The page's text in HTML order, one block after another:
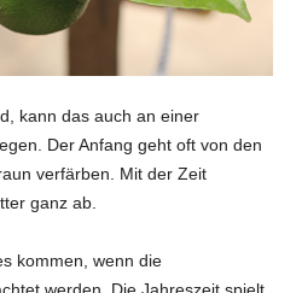
kann das auch an einer
Der Anfang geht oft von den
verfärben. Mit der Zeit
ganz ab.
kommen, wenn die